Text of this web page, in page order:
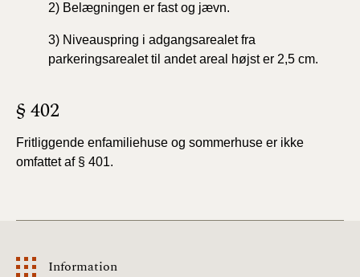
2) Belægningen er fast og jævn.
3) Niveauspring i adgangsarealet fra
parkeringsarealet til andet areal højst er 2,5 cm.
§ 402
Fritliggende enfamiliehuse og sommerhuse er ikke
omfattet af § 401.
Information